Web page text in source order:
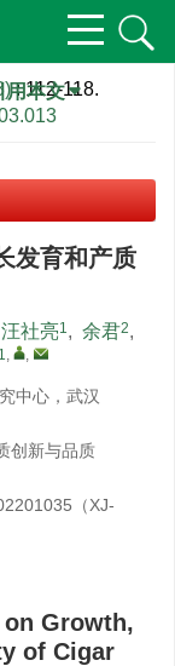
: 112-118.
用本文
发育和产质
汪社亮1, 余君2,
1, ,
中心，武汉
创新与品质
（XJ-
Growth,
of Cigar